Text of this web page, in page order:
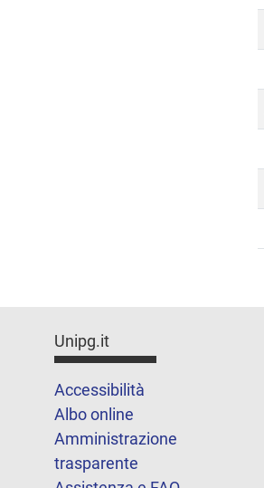
Unipg.it
Accessibilità
Albo online
Amministrazione
trasparente